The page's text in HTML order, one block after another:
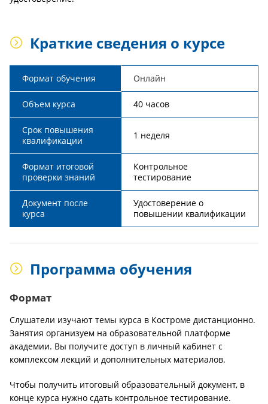
Краткие сведения о курсе
Формат обучения Онлайн
Объем курса 40 часов
Срок повышения
квалификации
1 неделя
Формат итоговой
проверки знаний
Контрольное
тестирование
Документ после
курса
Удостоверение о
повышении квалификации
Программа обучения
Формат
Слушатели изучают темы курса в Костроме дистанционно.
Занятия организуем на образовательной платформе
академии. Вы получите доступ в личный кабинет с
комплексом лекций и дополнительных материалов.
Чтобы получить итоговый образовательный документ, в
конце курса нужно сдать контрольное тестирование.